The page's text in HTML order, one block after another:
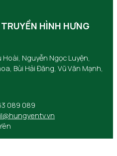
HÌNH HƯNG
Nguyễn Ngọc Luyện,
Bùi Hải Đăng, Vũ Văn Mạnh,
089 089